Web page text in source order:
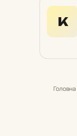
К
Головна